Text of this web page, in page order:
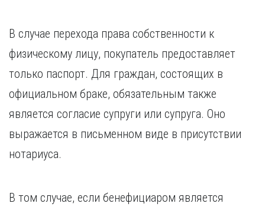
В случае перехода права собственности к
физическому лицу, покупатель предоставляет
только паспорт. Для граждан, состоящих в
официальном браке, обязательным также
является согласие супруги или супруга. Оно
выражается в письменном виде в присутствии
нотариуса.
В том случае, если бенефициаром является